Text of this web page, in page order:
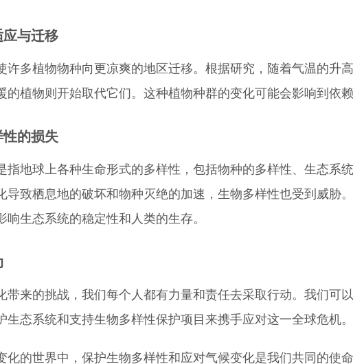
应与迁移
许多植物物种向更凉爽的地区迁移。根据研究，随着气温的升
的植物则开始取代它们。这种植物种群的变化可能会影响到依
性的损失
指地球上各种生命形式的多样性，包括物种的多样性、生态系
导致栖息地的破坏和物种灭绝的加速，生物多样性也受到威胁
响生态系统的稳定性和人类的生存。
带来的挑战，我们每个人都有力量和责任去采取行动。我们可
生态系统和支持生物多样性保护项目来携手应对这一全球危机。
化的世界中，保护生物多样性和应对气候变化是我们共同的使